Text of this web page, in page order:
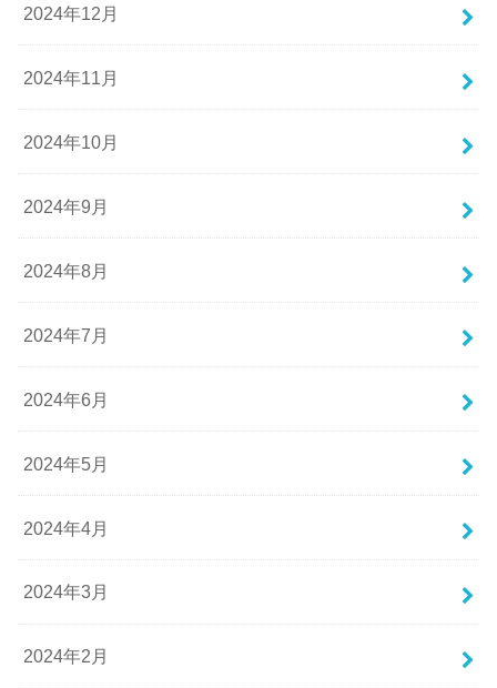
2024年12月
2024年11月
2024年10月
2024年9月
2024年8月
2024年7月
2024年6月
2024年5月
2024年4月
2024年3月
2024年2月